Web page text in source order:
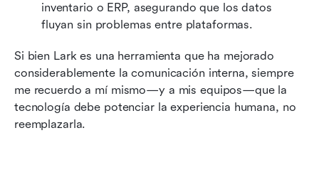
inventario o ERP, asegurando que los datos
fluyan sin problemas entre plataformas.
Si bien Lark es una herramienta que ha mejorado
considerablemente la comunicación interna, siempre
me recuerdo a mí mismo—y a mis equipos—que la
tecnología debe potenciar la experiencia humana, no
reemplazarla.